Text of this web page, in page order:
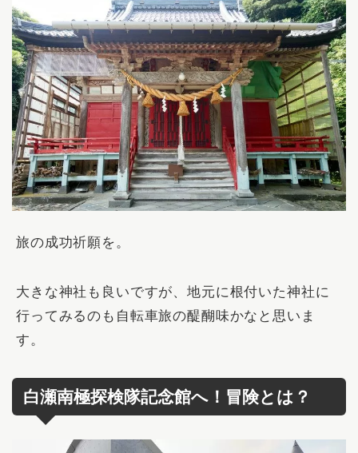
旅の成功祈願を。
大きな神社も良いですが、地元に根付いた神社に
行ってみるのも自転車旅の醍醐味かなと思いま
す。
白瀬南極探検隊記念館へ！冒険とは？